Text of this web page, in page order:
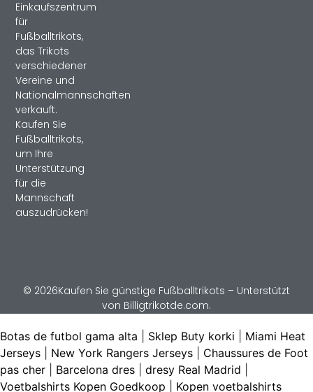
Einkaufszentrum
für
Fußballtrikots,
das Trikots
verschiedener
Vereine und
Nationalmannschaften
verkauft.
Kaufen Sie
Fußballtrikots,
um Ihre
Unterstützung
für die
Mannschaft
auszudrücken!
© 2026Kaufen Sie günstige Fußballtrikots – Unterstützt
von Billigtrikotde.com.
Botas de futbol gama alta Sklep Buty korki
Miami Heat
Jerseys
New York Rangers Jerseys
Chaussures de Foot
pas cher
Barcelona dres dresy Real Madrid
Voetbalshirts Kopen Goedkoop
Kopen voetbalshirts